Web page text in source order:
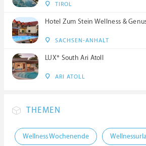
TIROL
Hotel Zum Stein Wellness &
SACHSEN-ANHALT
LUX* South Ari Atoll
ARI ATOLL
THEMEN
Wellness Wochenende